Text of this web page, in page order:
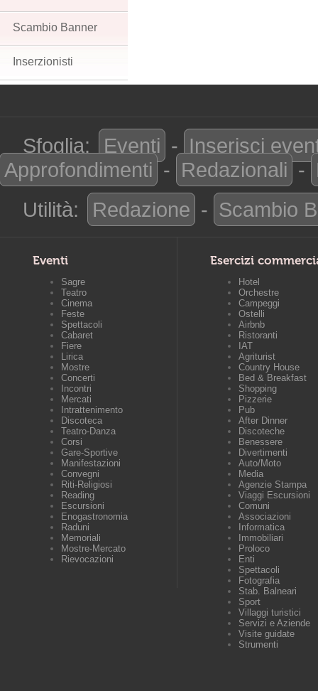
Scambio Banner
Inserzionisti
Sfoglia: Eventi - Inserisci
Approfondimenti - Redazionali -
Utilità:
Redazione - Scambio
Eventi
Sagre
Teatro
Cinema
Feste
Spettacoli
Cabaret
Fiere
Lirica
Mostre
Concerti
Incontri
Mercati
Intrattenimento
Discoteca
Teatro-Danza
Corsi
Gare-Sportive
Manifestazioni
Convegni
Riti-Religiosi
Reading
Escursioni
Enogastronomia
Raduni
Memoriali
Mostre-Mercato
Rievocazioni
Esercizi
Hotel
Orchestre
Campeggi
Ostelli
Airbnb
Ristoranti
IAT
Agriturist
Country House
Bed & Breakfast
Shopping
Pizzerie
Pub
After Dinner
Discoteche
Benessere
Divertimenti
Auto/Moto
Media
Agenzie Stampa
Viaggi Escursioni
Comuni
Associazioni
Informatica
Immobiliari
Proloco
Enti
Spettacoli
Fotografia
Stab. Balneari
Sport
Villaggi turistici
Servizi e Aziende
Visite guidate
Strumenti